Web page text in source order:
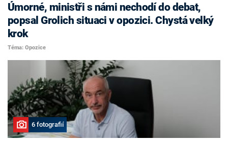
Úmorné, ministři s námi nechodí do debat,
popsal Grolich situaci v opozici. Chystá velký
krok
Téma: Opozice
6 fotografií